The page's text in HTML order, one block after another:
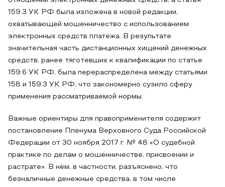
159.3 УК РФ была изложена в новой редакции,
охватывающей мошенничество с использованием
электронных средств платежа. В результате
значительная часть дистанционных хищений денежных
средств, ранее тяготевших к квалификации по статье
159.6 УК РФ, была перераспределена между статьями
158 и 159.3 УК РФ, что закономерно сузило сферу
применения рассматриваемой нормы.
Важные ориентиры для правоприменителя содержит
постановление Пленума Верховного Суда Российской
Федерации от 30 ноября 2017 г. № 48 «О судебной
практике по делам о мошенничестве, присвоении и
растрате». В нём, в частности, разъяснено, что
безналичные денежные средства, в том числе